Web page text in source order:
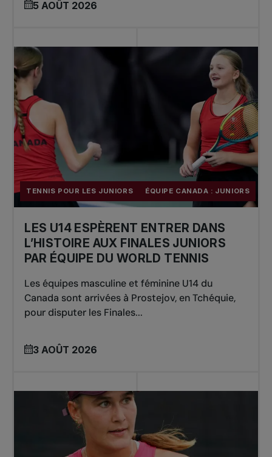
5 AOÛT 2026
TENNIS POUR LES JUNIORS ÉQUIPE CANADA : JUNIORS
LES U14 ESPÈRENT ENTRER DANS
L’HISTOIRE AUX FINALES JUNIORS
PAR ÉQUIPE DU WORLD TENNIS
Les équipes masculine et féminine U14 du
Canada sont arrivées à Prostejov, en Tchéquie,
pour disputer les Finales...
3 AOÛT 2026